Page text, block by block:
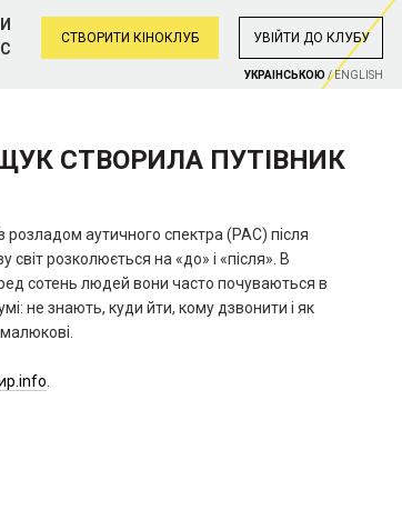
СТВОРИТИ КІНОКЛУБ УВIЙТИ ДО КЛУБУ
УКРАIНСЬКОЮ /ENGLISH
СТВОРИЛА ПУТІВНИК
розладом аутичного спектра (РАС) після
світ розколюється на «до» і «після». В
сотень людей вони часто почуваються в
не знають, куди йти, кому дзвонити і як